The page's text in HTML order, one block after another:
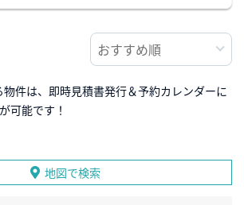
物件は、即時見積書発行＆予約カレンダーに
可能です！
地図で検索